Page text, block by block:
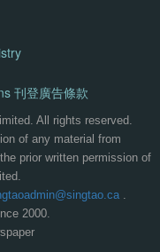
刊登廣告條款
All rights reserved.
of any material from
prior written permission of
.
2000.